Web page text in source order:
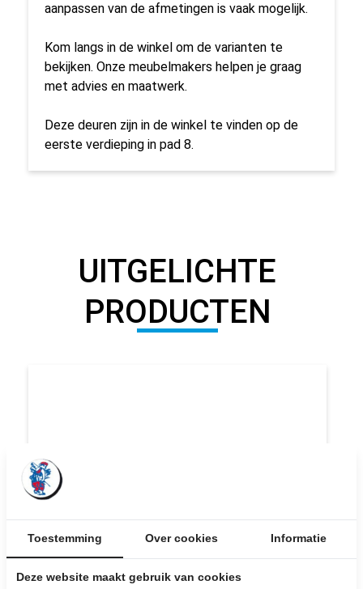
aanpassen van de afmetingen is vaak mogelijk.
Kom langs in de winkel om de varianten te
bekijken. Onze meubelmakers helpen je graag
met advies en maatwerk.
Deze deuren zijn in de winkel te vinden op de
eerste verdieping in pad 8.
UITGELICHTE
PRODUCTEN
Toestemming Over cookies Informatie
Deze website maakt gebruik van cookies